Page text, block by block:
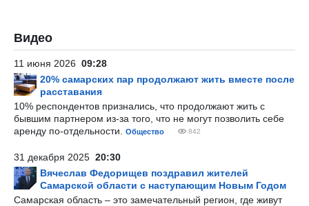
Видео
11 июня 2026 09:28
20% самарских пар продолжают жить вместе после
расставания
10% респондентов признались, что продолжают жить с
бывшим партнером из-за того, что не могут позволить себе
аренду по-отдельности.
Общество 842
31 декабря 2025 20:30
Вячеслав Федорищев поздравил жителей
Самарской области с наступающим Новым Годом
Самарская область – это замечательный регион, где живут